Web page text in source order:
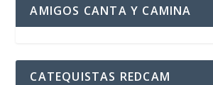
AMIGOS CANTA Y CAMINA
CATEQUISTAS REDCAM